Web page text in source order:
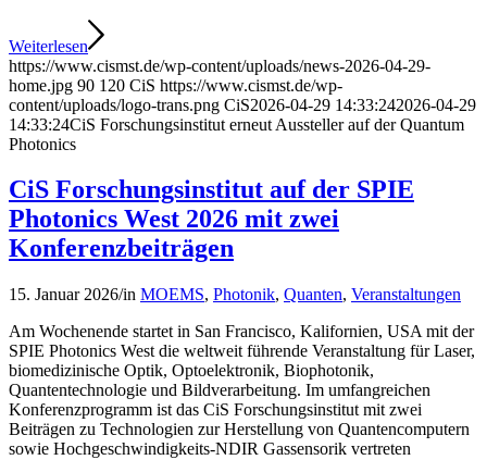
Weiterlesen
https://www.cismst.de/wp-content/uploads/news-2026-04-29-
home.jpg 90 120 CiS https://www.cismst.de/wp-
content/uploads/logo-trans.png CiS2026-04-29 14:33:242026-04-29
14:33:24CiS Forschungsinstitut erneut Aussteller auf der Quantum
Photonics
CiS Forschungsinstitut auf der SPIE
Photonics West 2026 mit zwei
Konferenzbeiträgen
15. Januar 2026/in MOEMS, Photonik, Quanten, Veranstaltungen
Am Wochenende startet in San Francisco, Kalifornien, USA mit der
SPIE Photonics West die weltweit führende Veranstaltung für Laser,
biomedizinische Optik, Optoelektronik, Biophotonik,
Quantentechnologie und Bildverarbeitung. Im umfangreichen
Konferenzprogramm ist das CiS Forschungsinstitut mit zwei
Beiträgen zu Technologien zur Herstellung von Quantencomputern
sowie Hochgeschwindigkeits-NDIR Gassensorik vertreten